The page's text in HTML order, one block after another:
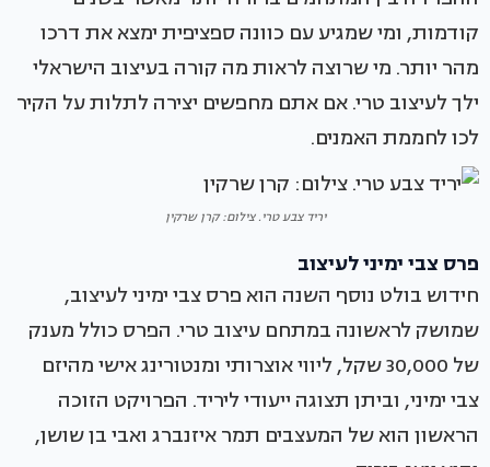
קודמות, ומי שמגיע עם כוונה ספציפית ימצא את דרכו
מהר יותר. מי שרוצה לראות מה קורה בעיצוב הישראלי
ילך לעיצוב טרי. אם אתם מחפשים יצירה לתלות על הקיר
לכו לחממת האמנים.
יריד צבע טרי. צילום: קרן שרקין
פרס צבי ימיני לעיצוב
חידוש בולט נוסף השנה הוא פרס צבי ימיני לעיצוב,
שמושק לראשונה במתחם עיצוב טרי. הפרס כולל מענק
של 30,000 שקל, ליווי אוצרותי ומנטורינג אישי מהיזם
צבי ימיני, וביתן תצוגה ייעודי ליריד. הפרויקט הזוכה
הראשון הוא של המעצבים תמר איזנברג ואבי בן שושן,